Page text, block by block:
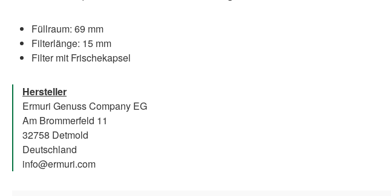
Füllraum: 69 mm
Filterlänge: 15 mm
Filter mit Frischekapsel
Hersteller
Ermuri Genuss Company EG
Am Brommerfeld 11
32758 Detmold
Deutschland
info@ermuri.com